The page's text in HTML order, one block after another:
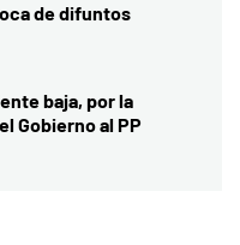
de difuntos
baja, por la
Gobierno al PP